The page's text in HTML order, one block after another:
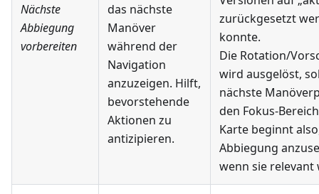
Nächste
Abbiegung
vorbereiten
das nächste
Manöver
während der
Navigation
anzuzeigen. Hilft,
bevorstehende
Aktionen zu
antizipieren.
zurückgesetzt
konnte.
Die Rotation/
wird ausgelöst,
nächste
den Fokus-
Karte beginnt
Abbiegung
wenn sie relevant